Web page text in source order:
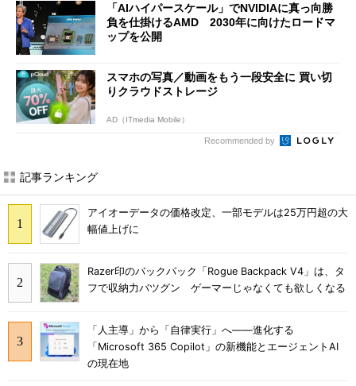
「AIハイパースケール」でNVIDIAに真っ向勝
負を仕掛けるAMD 2030年に向けたロードマ
ップを公開
スマホの写真／動画をもう一段安全に 買い切
りクラウドストレージ
AD（ITmedia Mobile）
Recommended by
記事ランキング
アイオーデータの価格改定、一部モデルは25万円超の大
幅値上げに
Razer印のバックパック「Rogue Backpack V4」は、タ
フで収納力バツグン ゲーマーじゃなくても欲しくなる
「人主導」から「自律実行」へ――進化する
「Microsoft 365 Copilot」の新機能とエージェントAI
の現在地